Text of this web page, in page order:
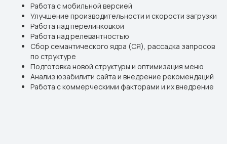
Работа с мобильной версией
Улучшение производительности и скорости загрузки
Работа над перелинковкой
Работа над релевантностью
Сбор семантического ядра (СЯ), рассадка запросов
по структуре
Подготовка новой структуры и оптимизация меню
Анализ юзабилити сайта и внедрение рекомендаций
Работа с коммерческими факторами и их внедрение